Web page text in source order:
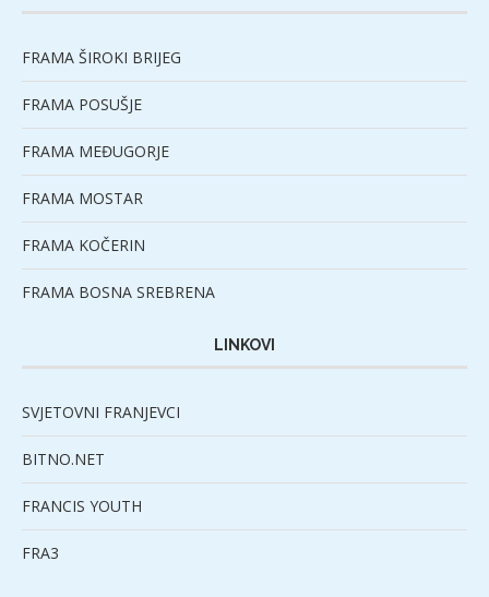
FRAMA ŠIROKI BRIJEG
FRAMA POSUŠJE
FRAMA MEĐUGORJE
FRAMA MOSTAR
FRAMA KOČERIN
FRAMA BOSNA SREBRENA
LINKOVI
SVJETOVNI FRANJEVCI
BITNO.NET
FRANCIS YOUTH
FRA3